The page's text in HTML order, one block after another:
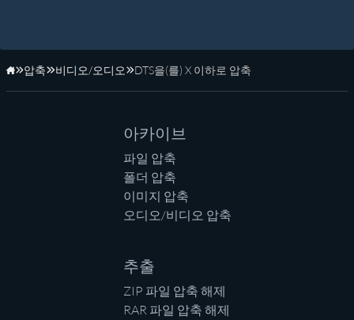
홈페이지
압축 비디오/오디오 DTS을(를) X 이하로 압축
아카이브
파일 압축
폴더 압축
이미지 압축
오디오/비디오 압축
추출
ZIP 파일 압축 해제
RAR 파일 압축 해제